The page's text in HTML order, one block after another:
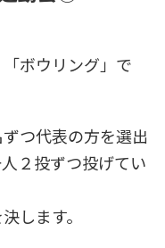
ボウリング」で
つ代表の方を選出
２投ずつ投げてい
します。